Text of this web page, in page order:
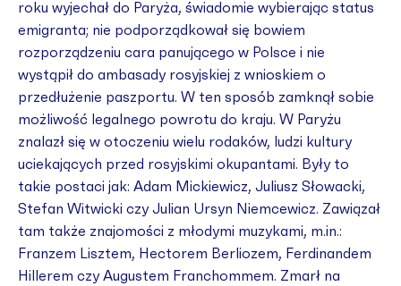
roku wyjechał do Paryża, świadomie wybierając status
emigranta; nie podporządkował się bowiem
rozporządzeniu cara panującego w Polsce i nie
wystąpił do ambasady rosyjskiej z wnioskiem o
przedłużenie paszportu. W ten sposób zamknął sobie
możliwość legalnego powrotu do kraju. W Paryżu
znalazł się w otoczeniu wielu rodaków, ludzi kultury
uciekających przed rosyjskimi okupantami. Były to
takie postaci jak: Adam Mickiewicz, Juliusz Słowacki,
Stefan Witwicki czy Julian Ursyn Niemcewicz. Zawiązał
tam także znajomości z młodymi muzykami, m.in.:
Franzem Lisztem, Hectorem Berliozem, Ferdinandem
Hillerem czy Augustem Franchommem. Zmarł na